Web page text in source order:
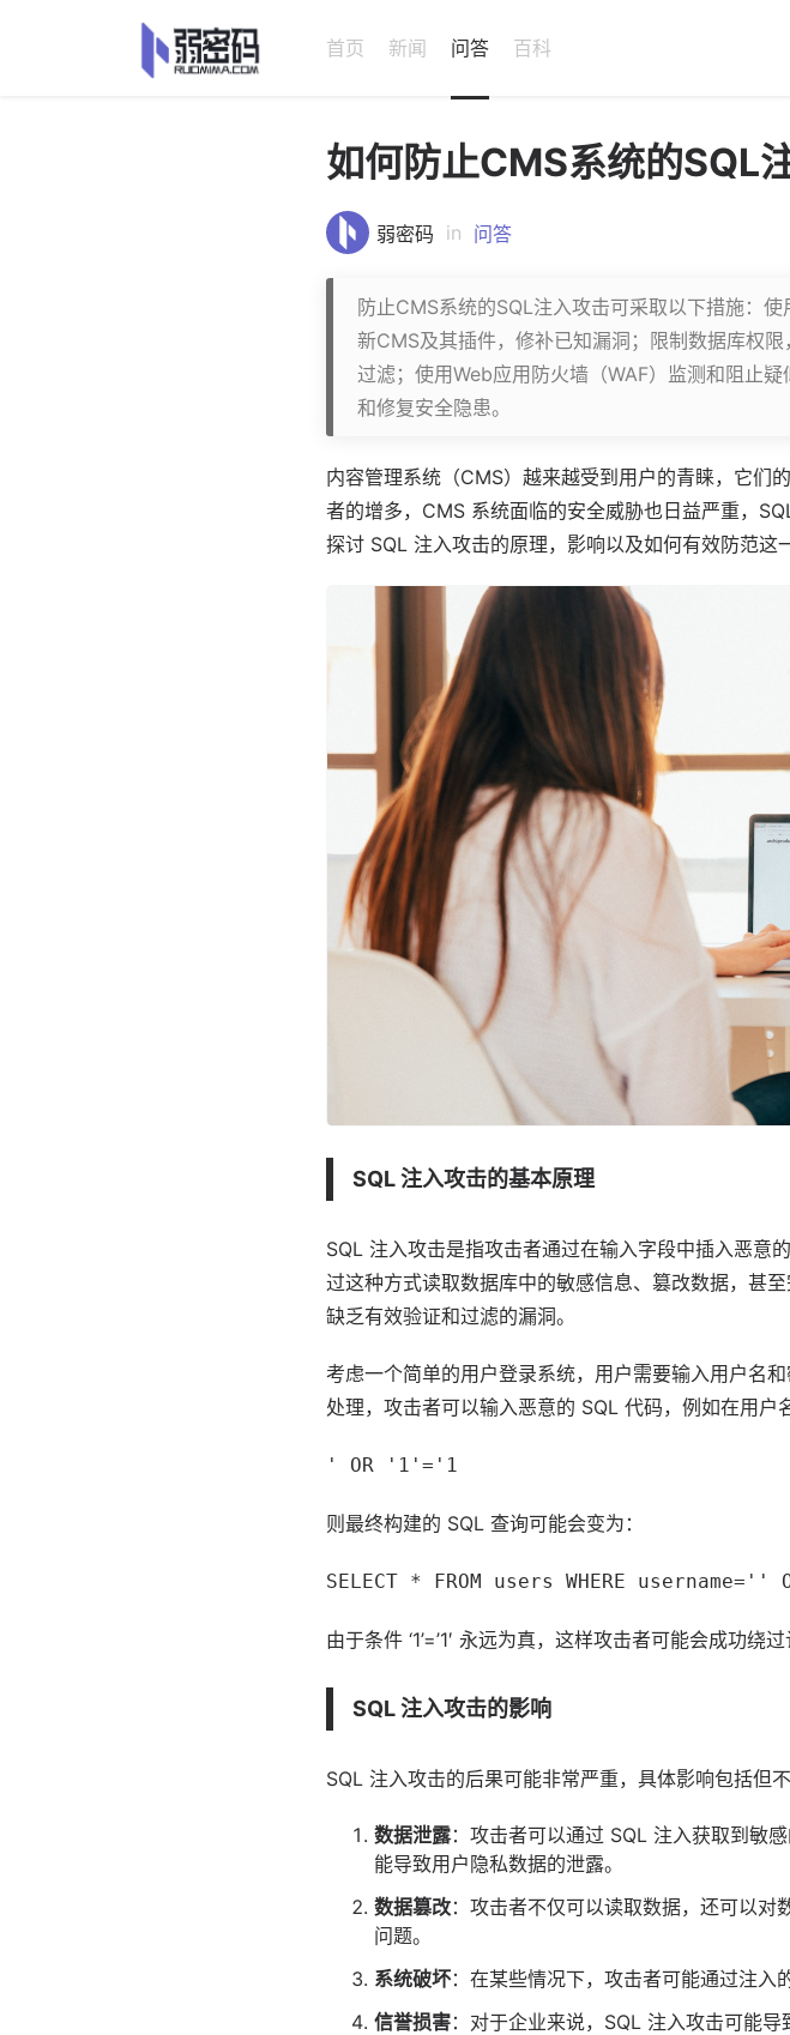
首页 新闻 问答 百科
如何防止CMS系统的SQL
弱密码 in 问答
防止CMS系统的SQL注入攻击可采取以下措施：
新CMS及其插件，修补已知漏洞；限制数据库权
过滤；使用Web应用防火墙（WAF）监测和阻止
和修复安全隐患。
内容管理系统 （CMS）越来越受到用户的青睐，它们
者的增多， CMS 系统面临的安全威胁也日益严重，
探讨 SQL 注入攻击的原理，影响以及如何有效防范这
SQL 注入攻击的基本原理
SQL 注入攻击是指攻击者通过在输入字段中插入恶意
过这种方式读取数据库中的敏感信息、篡改数据，甚
缺乏有效验证和过滤的漏洞。
考虑一个简单的用户登录系统，用户需要输入用户名
处理，攻击者可以输入恶意的 SQL 代码，例如在用户
' OR '1'='1
则最终构建的 SQL 查询可能会变为：
SELECT * FROM users WHERE
由于条件 ‘1’=’1′ 永远为真，这样攻击者可能会成功绕
SQL 注入攻击的影响
SQL 注入攻击的后果可能非常严重，具体影响包括但不
数据泄露：攻击者可以通过 SQL 注入获取到敏
能导致用户隐私数据的泄露。
数据篡改：攻击者不仅可以读取数据，还可以
问题。
系统破坏：在某些情况下，攻击者可能通过注入
信誉损害：对于企业来说，SQL 注入攻击可能